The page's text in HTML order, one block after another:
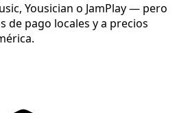
Yousician o JamPlay — pero
de pago locales y a precios